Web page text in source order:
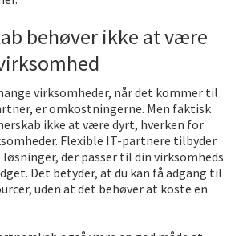
behøver ikke at være
virksomheder, når det kommer til
er omkostningerne. Men faktisk
ikke at være dyrt, hverken for
Flexible IT-partnere tilbyder
der passer til din virksomheds
Det betyder, at du kan få adgang til
uden at det behøver at koste en